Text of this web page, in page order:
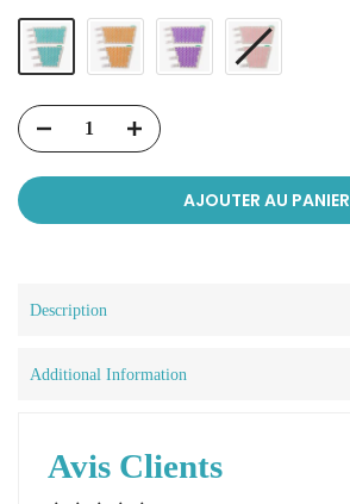
AJOUTER AU PANIER
Description
Additional Information
Avis Clients